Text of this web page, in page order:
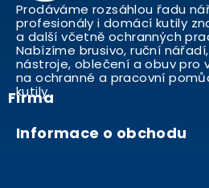
Prodáváme rozsáhlou řadu
profesionály i domácí kutily
a další včetně ochranných
Nabízíme brusivo, ruční
nástroje, oblečení a obuv pro
na ochranné a pracovní
kutily..
Firma
Informace o obchodu